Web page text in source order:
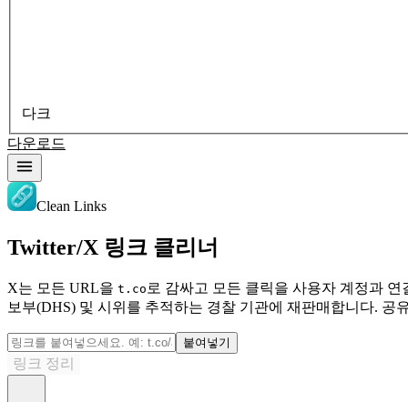
다크
다운로드
Clean Links
Twitter/X 링크 클리너
X는 모든 URL을 t.co로 감싸고 모든 클릭을 사용자 계정과 연
보부(DHS) 및 시위를 추적하는 경찰 기관에 재판매합니다. 공
붙여넣기
링크 정리